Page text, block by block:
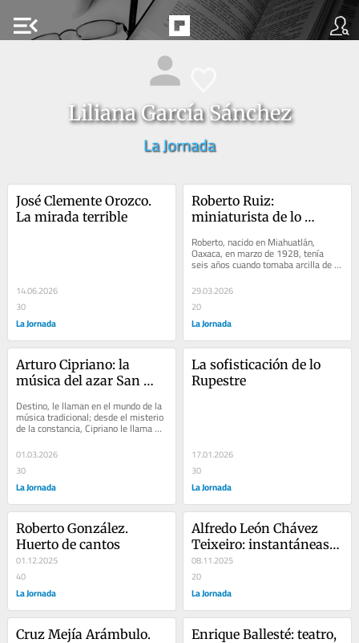
menu_open
Liliana García Sánchez
La Jornada
José Clemente Orozco.
La mirada terrible
14.06.2026
30
La Jornada
Roberto Ruiz:
miniaturista de lo
Roberto, nacido en Miahuatlán,
Oaxaca, en marzo de 1928, tenía
seis años cuando tomaba arcilla de
moldear...
29.03.2026
20
La Jornada
Arturo Cipriano: la
música del azar San
Destino, le llaman en el mundo de la
música tradicional; desde el misterio
de la constancia, Cipriano le llama
azar. Compositor, flautista,...
01.03.2026
30
La Jornada
La sofisticación de lo
Rupestre
17.01.2026
30
La Jornada
Roberto González.
Huerto de cantos
01.12.2025
40
La Jornada
Alfredo León Chávez
Teixeiro: instantáneas
de un cantor proletario
08.11.2025
20
La Jornada
Cruz Mejía Arámbulo.
Enrique Ballesté: teatro,